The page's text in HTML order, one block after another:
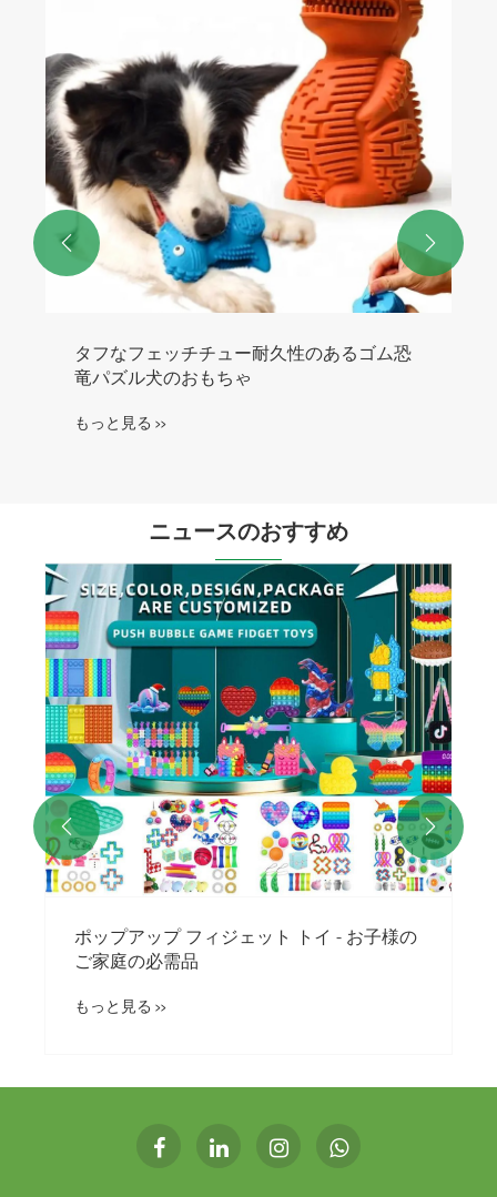
ポータブル家庭用空気イオナイザーマイナ
スイオン空気清浄機
もっと見る >>
 
ニュースのおすすめ
ステンレス鋼の食器カトラリー銀製品セッ
ト - キッチンの必需品
もっと見る >>
 